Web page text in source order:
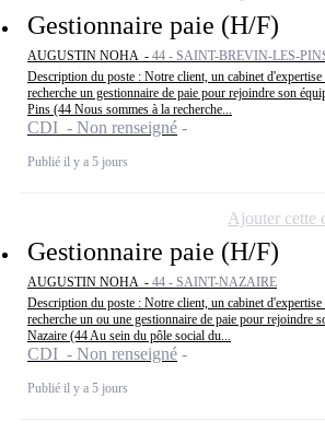
Gestionnaire paie (H/F)
AUGUSTIN NOHA - 44 - SAINT-BREVIN-LES-
Description du poste : Notre client, un cabinet d'expertise
recherche un gestionnaire de paie pour rejoindre son
Pins (44 Nous sommes à la recherche...
CDI - Non renseigné
Publié il y a 5 jours
Gestionnaire paie (H/F)
AUGUSTIN NOHA - 44 - SAINT-NAZAIRE
Description du poste : Notre client, un cabinet d'expertise
recherche un ou une gestionnaire de paie pour rejoindre
Nazaire (44 Au sein du pôle social du...
CDI - Non renseigné
Publié il y a 5 jours
Ajouter cette